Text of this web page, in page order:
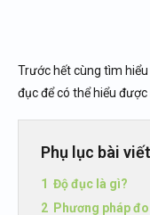
Trước hết cùng tìm
đục để có thể hiểu
Phụ lục bài viết
Độ đục là gì?
Phương pháp